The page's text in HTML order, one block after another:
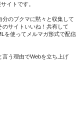
イトです。
分のブクマに黙々と収集して
サイトいいね！共有して
を使ってメルマガ形式で配信
言う理由でWebを立ち上げ